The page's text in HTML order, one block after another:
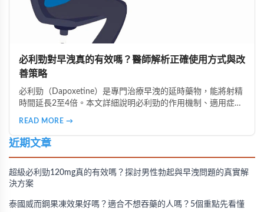
必利勁對早洩真的有效嗎？醫師解析正確使用方式與改
善策略
必利勁（Dapoxetine）是專門治療早洩的延時藥物，能將射精
時間延長2至4倍。本文詳細說明必利勁的作用機制、適用症
活調整的完整指南。
READ MORE →
近期文章
超級必利勁120mg真的有效嗎？探討男性勃起與早洩問題的真實解
決方案
泰國威而鋼果凍效果好嗎？適合不想吞藥的人嗎？5個重點先看懂